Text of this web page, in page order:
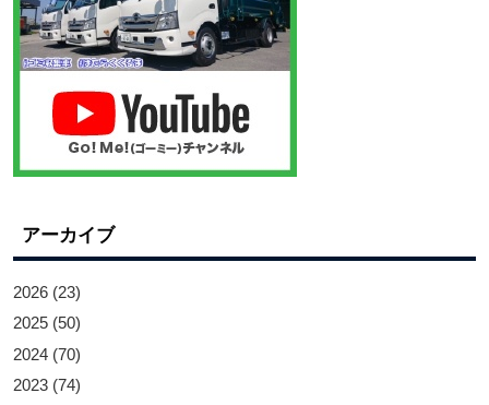
アーカイブ
2026 (23)
2025 (50)
2024 (70)
2023 (74)